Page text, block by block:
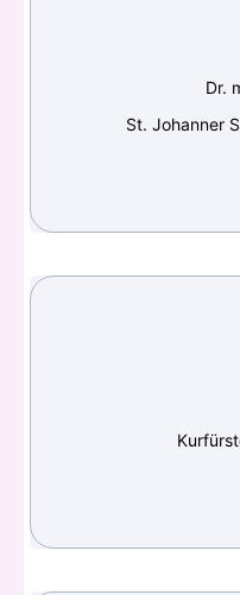
Dr.
St. Johanner